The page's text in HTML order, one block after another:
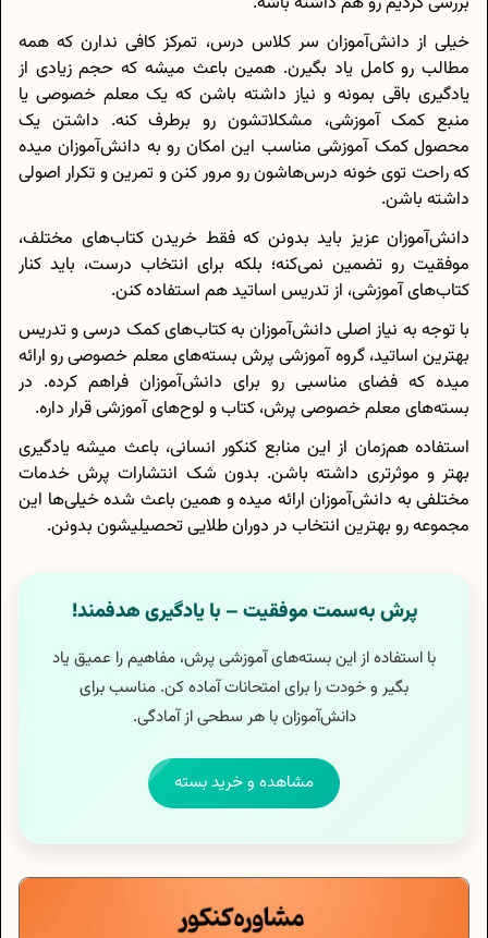
خیلی از دانش‌آموزان سر کلاس درس، تمرکز کافی ندارن که همه
مطالب رو کامل یاد بگیرن. همین باعث میشه که حجم زیادی از
یادگیری باقی بمونه و نیاز داشته باشن که یک معلم خصوصی یا
منبع کمک آموزشی، مشکلاتشون رو برطرف کنه. داشتن یک
محصول کمک آموزشی مناسب این امکان رو به دانش‌آموزان میده
که راحت توی خونه درس‌هاشون رو مرور کنن و تمرین و تکرار اصولی
داشته باشن.
دانش‌آموزان عزیز باید بدونن که فقط خریدن کتاب‌های مختلف،
موفقیت رو تضمین نمی‌کنه؛ بلکه برای انتخاب درست، باید کنار
کتاب‌های آموزشی، از تدریس اساتید هم استفاده کنن.
با توجه به نیاز اصلی دانش‌آموزان به کتاب‌های کمک درسی و تدریس
بهترین اساتید، گروه آموزشی پرش بسته‌های معلم خصوصی رو ارائه
میده که فضای مناسبی رو برای دانش‌آموزان فراهم کرده. در
بسته‌های معلم خصوصی پرش، کتاب و لوح‌های آموزشی قرار داره.
استفاده هم‌زمان از این‌ منابع کنکور انسانی، باعث میشه یادگیری
بهتر و موثرتری داشته باشن. بدون شک انتشارات پرش خدمات
مختلفی به دانش‌آموزان ارائه میده و همین باعث شده خیلی‌ها این
مجموعه رو بهترین انتخاب در دوران طلایی تحصیلیشون بدونن.
پرش به‌سمت موفقیت – با یادگیری هدفمند!
با استفاده از این بسته‌های آموزشی پرش، مفاهیم را عمیق یاد
بگیر و خودت را برای امتحانات آماده کن. مناسب برای
دانش‌آموزان با هر سطحی از آمادگی.
مشاهده و خرید بسته